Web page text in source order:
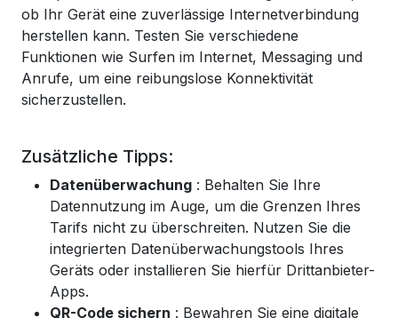
ob Ihr Gerät eine zuverlässige Internetverbindung
herstellen kann. Testen Sie verschiedene
Funktionen wie Surfen im Internet, Messaging und
Anrufe, um eine reibungslose Konnektivität
sicherzustellen.
Zusätzliche Tipps:
Datenüberwachung : Behalten Sie Ihre
Datennutzung im Auge, um die Grenzen Ihres
Tarifs nicht zu überschreiten. Nutzen Sie die
integrierten Datenüberwachungstools Ihres
Geräts oder installieren Sie hierfür Drittanbieter-
Apps.
QR-Code sichern : Bewahren Sie eine digitale